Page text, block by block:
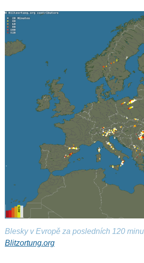
Blesky v Evropě za posledních 120
Blitzortung.org